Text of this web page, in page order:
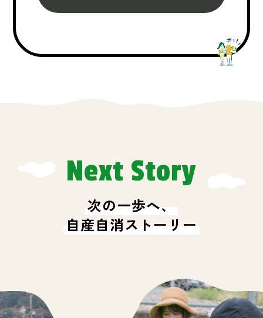
Next Story
次の一歩へ、
自産自消ストーリー